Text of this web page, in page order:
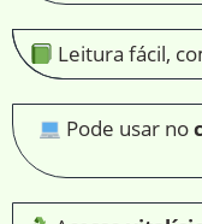
Leitura fácil,
Pode usar no